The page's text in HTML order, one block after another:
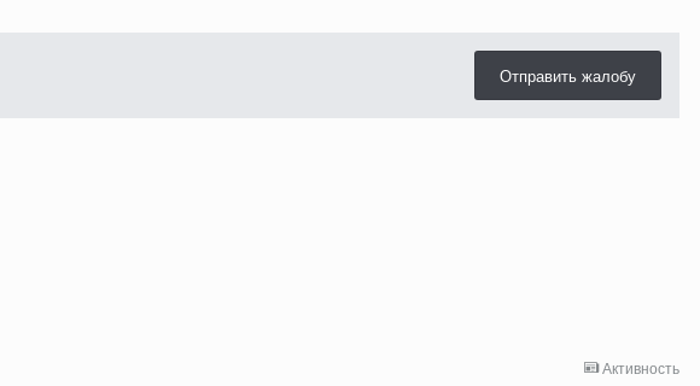
Отправить жалобу
Активность